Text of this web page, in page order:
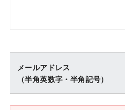
メールアドレス
（半角英数字・半角記号）